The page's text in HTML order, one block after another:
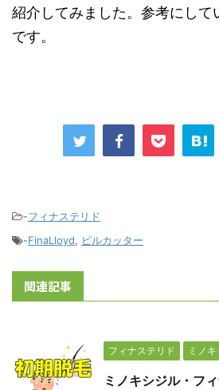
紹介してみました。参考にして
です。
-フィナステリド
-FinaLloyd, ピルカッター
関連記事
フィナステリド ミノ
ミノキシジル・フ